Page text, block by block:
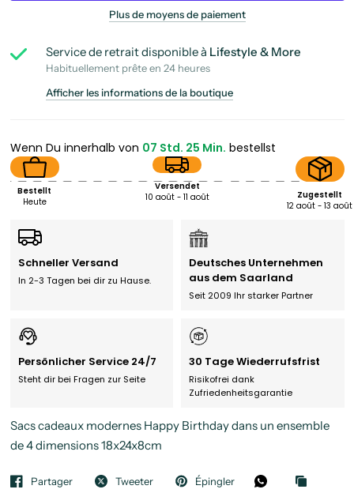
Plus de moyens de paiement
Service de retrait disponible à Lifestyle & More
Habituellement prête en 24 heures
Afficher les informations de la boutique
Wenn Du innerhalb von 07 Std. 25 Min. bestellst
Bestellt
Heute
Versendet
10 août - 11 août
Zugestellt
12 août - 13 août
Schneller Versand
In 2-3 Tagen bei dir zu Hause.
Deutsches Unternehmen
aus dem Saarland
Seit 2009 Ihr starker Partner
Persönlicher Service 24/7
Steht dir bei Fragen zur Seite
30 Tage Wiederrufsfrist
Risikofrei dank
Zufriedenheitsgarantie
Sacs cadeaux modernes Happy Birthday dans un ensemble
de 4 dimensions 18x24x8cm
Partager Tweeter Épingler